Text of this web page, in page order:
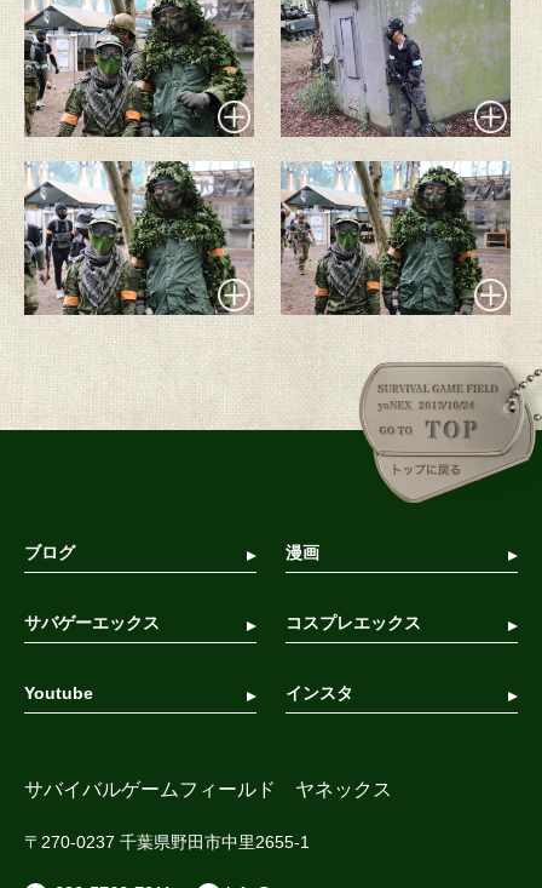
サバイバルゲームフィールド ヤネックス
〒270-0237 千葉県野田市中里2655-1
ブログ 漫画
サバゲーエックス コスプレエックス
Youtube インスタ